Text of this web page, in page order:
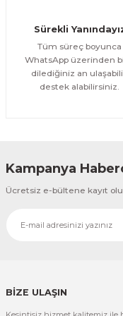
300,00 TL
CeSht
CeSht
Pembe Fonlu Good
500,00 TL
Sürekli
Tüm süreç boyunca
WhatsApp üzerinden
dilediğiniz an
destek alabilirsiniz.
Kampanya
Ücretsiz e-bültene kayıt
BİZE ULAŞIN